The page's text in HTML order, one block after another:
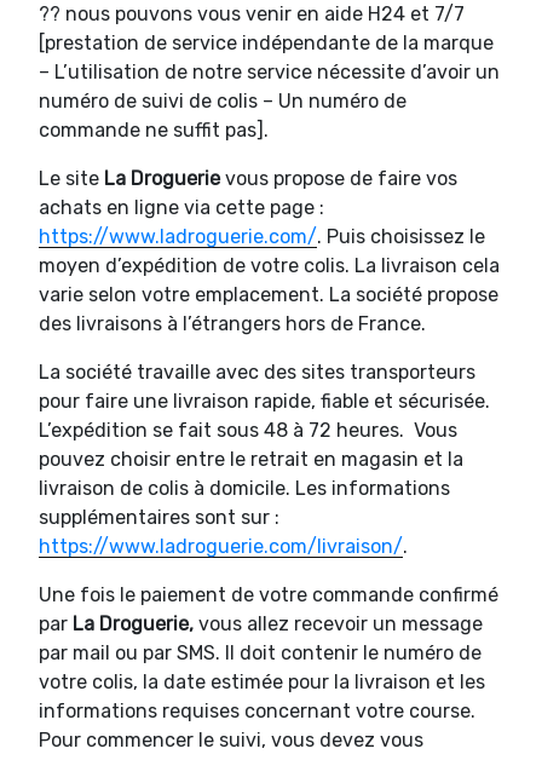
?? nous pouvons vous venir en aide H24 et 7/7
[prestation de service indépendante de la marque
– L’utilisation de notre service nécessite d’avoir un
numéro de suivi de colis – Un numéro de
commande ne suffit pas].
Le site La Droguerievous propose de faire vos
achats en ligne via cette page :
https://www.ladroguerie.com/. Puis choisissez le
moyen d’expédition de votre colis. La livraison cela
varie selon votre emplacement. La société propose
des livraisons à l’étrangers hors de France.
La société travaille avec des sites transporteurs
pour faire une livraison rapide, fiable et sécurisée.
L’expédition se fait sous 48 à 72 heures. Vous
pouvez choisir entre le retrait en magasin et la
livraison de colis à domicile. Les informations
supplémentaires sont sur :
https://www.ladroguerie.com/livraison/.
Une fois le paiement de votre commande confirmé
par La Droguerie, vous allez recevoir un message
par mail ou par SMS. Il doit contenir le numéro de
votre colis, la date estimée pour la livraison et les
informations requises concernant votre course.
Pour commencer le suivi, vous devez vous